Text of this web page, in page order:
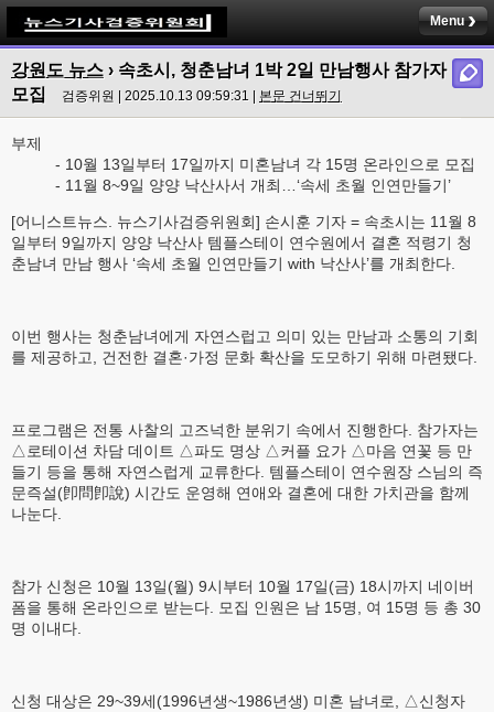
Menu
강원도 뉴스 › 속초시, 청춘남녀 1박 2일 만남행사 참가자
모집
검증위원 | 2025.10.13 09:59:31 | 본문 건너뛰기
부제
- 10월 13일부터 17일까지 미혼남녀 각 15명 온라인으로 모집
- 11월 8~9일 양양 낙산사서 개최…‘속세 초월 인연만들기’
[어니스트뉴스. 뉴스기사검증위원회] 손시훈 기자 = 속초시는 11월 8
일부터 9일까지 양양 낙산사 템플스테이 연수원에서 결혼 적령기 청
춘남녀 만남 행사 ‘속세 초월 인연만들기 with 낙산사’를 개최한다.
이번 행사는 청춘남녀에게 자연스럽고 의미 있는 만남과 소통의 기회
를 제공하고, 건전한 결혼·가정 문화 확산을 도모하기 위해 마련됐다.
프로그램은 전통 사찰의 고즈넉한 분위기 속에서 진행한다. 참가자는
△로테이션 차담 데이트 △파도 명상 △커플 요가 △마음 연꽃 등 만
들기 등을 통해 자연스럽게 교류한다. 템플스테이 연수원장 스님의 즉
문즉설(卽問卽說) 시간도 운영해 연애와 결혼에 대한 가치관을 함께
나눈다.
참가 신청은 10월 13일(월) 9시부터 10월 17일(금) 18시까지 네이버
폼을 통해 온라인으로 받는다. 모집 인원은 남 15명, 여 15명 등 총 30
명 이내다.
신청 대상은 29~39세(1996년생~1986년생) 미혼 남녀로, △신청자